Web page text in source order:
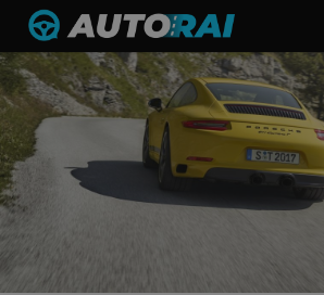
Autonieuws
Podcast
Autotests
Automerken
Adverteren
Contact